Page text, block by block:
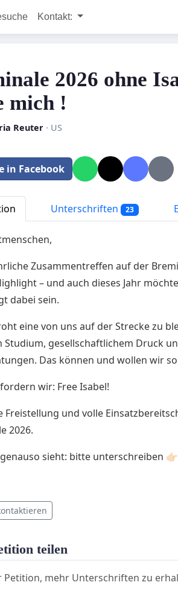
Kontakt:
2026 ohne
mich !
Reuter· US
in Facebook
Unterschriften 23
Zusammentreffen auf der
– und auch dieses Jahr
dabei sein.
eine von uns auf der Strecke zu
Studium, gesellschaftlichem Druck
Das können und wollen wir
wir: Free Isabel!
Freistellung und volle
2026.
sieht: bitte unterschreiben
teilen
Petition, mehr Unterschriften zu